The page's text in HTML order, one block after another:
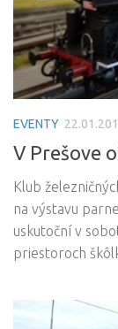
EVENTY
V Prešove
Klub
na výstavu
uskutoční v
priestoroch